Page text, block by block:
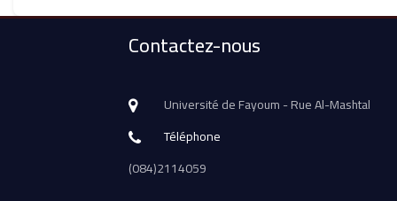
Contactez-nous
Université de Fayoum - Rue Al-Mashtal
Téléphone
(084)2114059